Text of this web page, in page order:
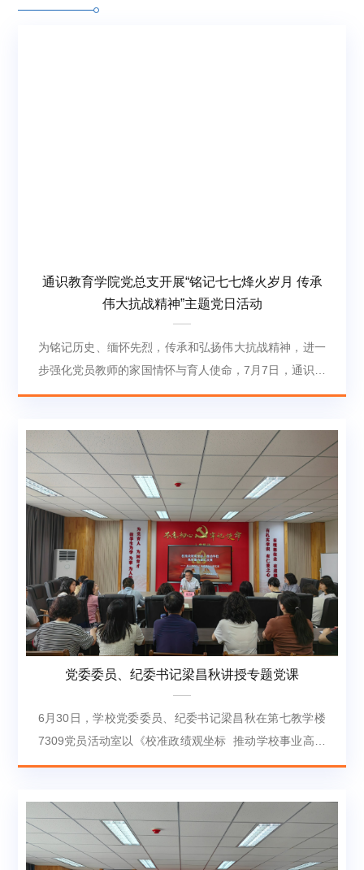
通识教育学院党总支开展“铭记七七烽火岁月 传承
伟大抗战精神”主题党日活动
为铭记历史、缅怀先烈，传承和弘扬伟大抗战精神，进一
步强化党员教师的家国情怀与育人使命，7月7日，通识教
育学院党总支在7309党员活动室开展“铭记七七烽火岁月
党总支书记余莲君主持，学院党总支全体党员参加活动。
余莲君带领全体党员系统回顾了1937年“七七事变”的历史
背景与深远意义，指出卢沟桥事变揭开了全民族抗战的序
幕，是中华民族永不磨灭的历史记忆。同时，她还深情讲
述了佟麟阁、...
党委委员、纪委书记梁昌秋讲授专题党课
6月30日，学校党委委员、纪委书记梁昌秋在第七教学楼
7309党员活动室以《校准政绩观坐标 推动学校事业高质
量内涵式发展》为题讲授专题党课，旨在扎实推进全校树
建育人责任，以严的基调强化作风建设、护航学校高质量
发展。梁昌秋紧扣习近平总书记关于树立和践行正确政绩
观重要论述，围绕“锚定初心使命、把牢政治方向，站稳